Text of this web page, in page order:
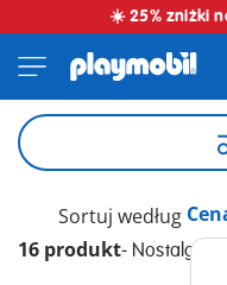
☀️ 25% zniżki
16 produkt-
Sortuj według